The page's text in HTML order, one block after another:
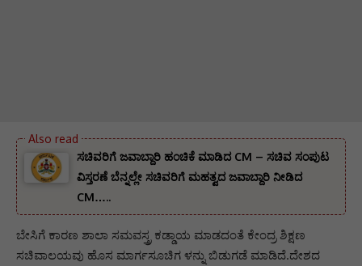
ಸಚಿವರಿಗೆ ಜವಾಬ್ದಾರಿ ಹಂಚಿಕೆ ಮಾಡಿದ CM – ಸಚಿವ ಸಂಪುಟ
ವಿಸ್ತರಣೆ ಬೆನ್ನಲ್ಲೇ ಸಚಿವರಿಗೆ ಮಹತ್ವದ ಜವಾಬ್ದಾರಿ ನೀಡಿದ
CM…..
ಬೇಸಿಗೆ ಕಾರಣ ಶಾಲಾ ಸಮವಸ್ತ್ರ ಕಡ್ಡಾಯ ಮಾಡದಂತೆ ಕೇಂದ್ರ ಶಿಕ್ಷಣ
ಸಚಿವಾಲಯವು ಹೊಸ ಮಾರ್ಗಸೂಚಿಗ ಳನ್ನು ಬಿಡುಗಡೆ ಮಾಡಿದೆ.ದೇಶದ